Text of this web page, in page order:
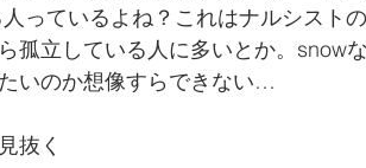
っているよね？これはナルシスト
孤立している人に多いとか。snow
いのか想像すらできない…
抜く